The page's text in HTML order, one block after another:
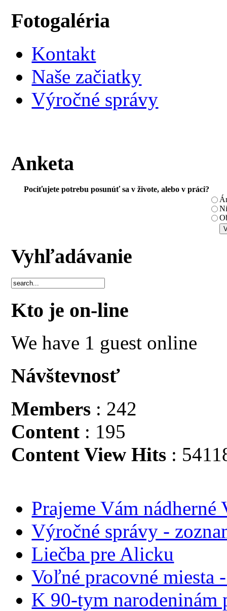
Fotogaléria
Kontakt
Naše začiatky
Výročné správy
Anketa
Pociťujete potrebu posunúť sa v živote, alebo v práci?
Vyhľadávanie
Kto je on-line
We have 1 guest online
Návštevnosť
Members : 242
Content : 195
Content View Hits :
Prajeme Vám
Výročné správy -
Liečba pre Alicku
Voľné pracovné miesta
K 90-tym narodeninám